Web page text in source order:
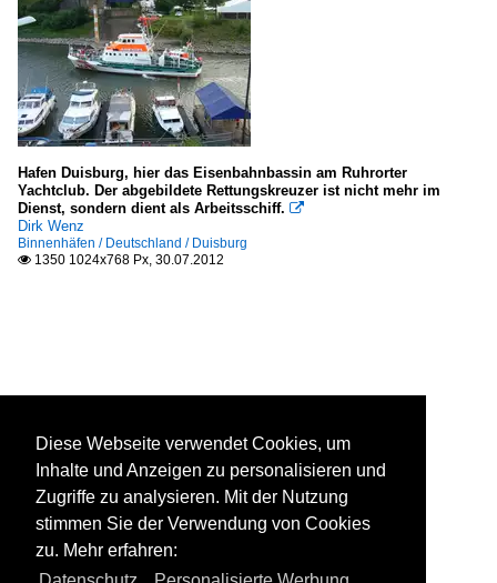
Hafen Duisburg, hier das Eisenbahnbassin am Ruhrorter
Yachtclub. Der abgebildete Rettungskreuzer ist nicht mehr im
Dienst, sondern dient als Arbeitsschiff. 
Dirk Wenz
Binnenhäfen / Deutschland / Duisburg
 1350 1024x768 Px, 30.07.2012
Diese Webseite verwendet Cookies, um
Inhalte und Anzeigen zu personalisieren und
Zugriffe zu analysieren. Mit der Nutzung
stimmen Sie der Verwendung von Cookies
zu. Mehr erfahren: